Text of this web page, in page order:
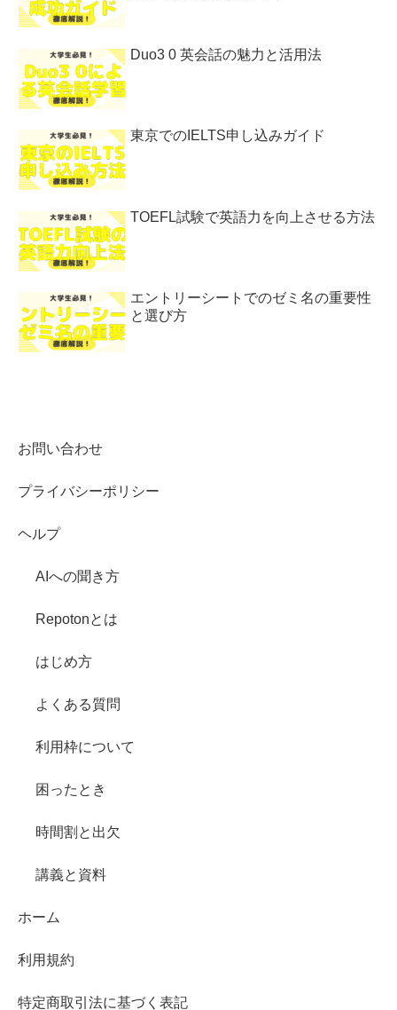
Duo3 0 英会話の魅力と活用法
東京でのIELTS申し込みガイド
TOEFL試験で英語力を向上させる方法
エントリーシートでのゼミ名の重要性
と選び方
お問い合わせ
プライバシーポリシー
ヘルプ
AIへの聞き方
Repotonとは
はじめ方
よくある質問
利用枠について
困ったとき
時間割と出欠
講義と資料
ホーム
利用規約
特定商取引法に基づく表記